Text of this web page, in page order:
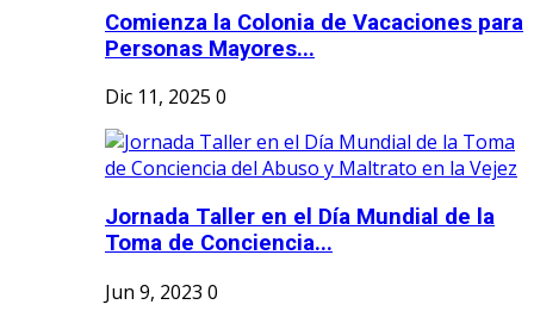
Comienza la Colonia de Vacaciones para
Personas Mayores...
Dic 11, 2025 0
Jornada Taller en el Día Mundial de la
Toma de Conciencia...
Jun 9, 2023 0